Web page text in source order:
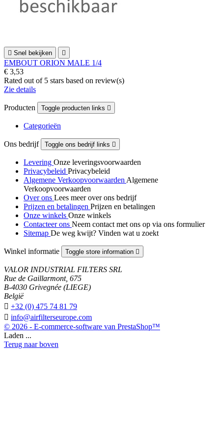
 Snel bekijken 
EMBOUT ORION MALE 1/4
€ 3,53
Rated out of 5 stars based on review(s)
Zie details
Producten Toggle producten links 
Categorieën
Ons bedrijf Toggle ons bedrijf links 
Levering Onze leveringsvoorwaarden
Privacybeleid Privacybeleid
Algemene Verkoopvoorwaarden Algemene
Verkoopvoorwaarden
Over ons Lees meer over ons bedrijf
Prijzen en betalingen Prijzen en betalingen
Onze winkels Onze winkels
Contacteer ons Neem contact met ons op via ons formulier
Sitemap De weg kwijt? Vinden wat u zoekt
Winkel informatie Toggle store information 
VALOR INDUSTRIAL FILTERS SRL
Rue de Gaillarmont, 675
B-4030 Grivegnée (LIEGE)
België
 +32 (0) 475 74 81 79
 info@airfilterseurope.com
© 2026 - E-commerce-software van PrestaShop™
Laden ...
Terug naar boven